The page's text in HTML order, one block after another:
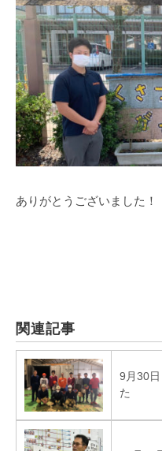
ありがとうございました！
関連記事
9月30
た